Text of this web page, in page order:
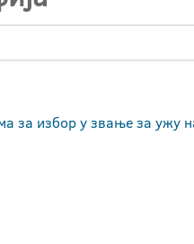
за избор у звање за